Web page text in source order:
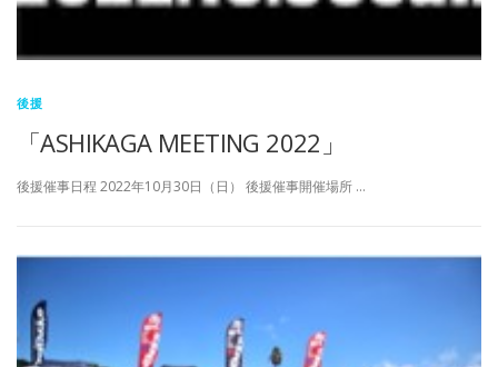
後援
「ASHIKAGA MEETING 2022」
後援催事日程 2022年10月30日（日） 後援催事開催場所 …